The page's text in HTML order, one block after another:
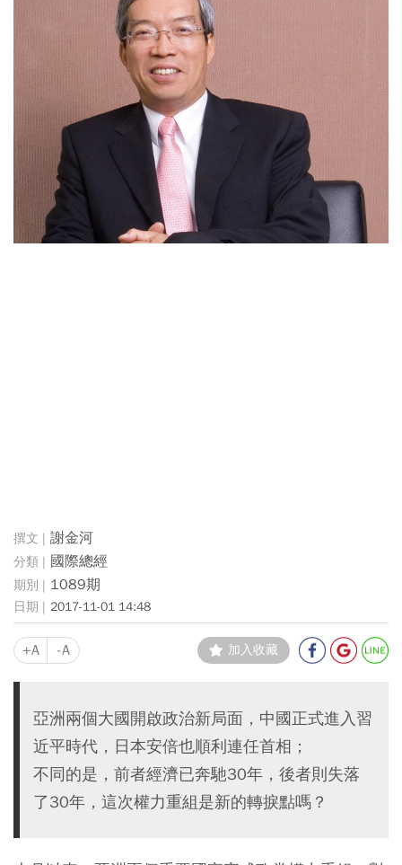
謝金河
國際總經
1089期
2017-11-01 14:48
+A -A 加入收藏
亞洲兩個大國開啟政治新局面，中國正式進入習
近平時代，日本安倍也順利連任首相；
不同的是，前者經濟已奔馳30年，後者則失落
了30年，這次權力重組是新的轉捩點嗎？